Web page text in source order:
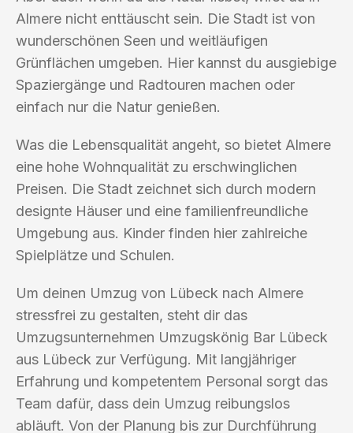
Almere nicht enttäuscht sein. Die Stadt ist von
wunderschönen Seen und weitläufigen
Grünflächen umgeben. Hier kannst du ausgiebige
Spaziergänge und Radtouren machen oder
einfach nur die Natur genießen.
Was die Lebensqualität angeht, so bietet Almere
eine hohe Wohnqualität zu erschwinglichen
Preisen. Die Stadt zeichnet sich durch modern
designte Häuser und eine familienfreundliche
Umgebung aus. Kinder finden hier zahlreiche
Spielplätze und Schulen.
Um deinen Umzug von Lübeck nach Almere
stressfrei zu gestalten, steht dir das
Umzugsunternehmen Umzugskönig Bar Lübeck
aus Lübeck zur Verfügung. Mit langjähriger
Erfahrung und kompetentem Personal sorgt das
Team dafür, dass dein Umzug reibungslos
abläuft. Von der Planung bis zur Durchführung